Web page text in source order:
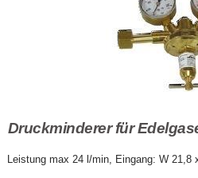
Druckminderer für
Leistung max 24 l/min, Eingang: W 21,8